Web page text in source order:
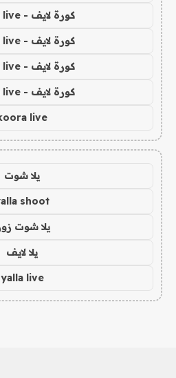
كورة لايف - koora live
كورة لايف - koora live
كورة لايف - koora live
كورة لايف - koora live
live
يلا شوت
shoot
يلا شوت
يلا لايف
yalla live